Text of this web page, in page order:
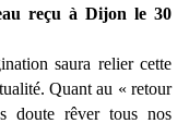
reçu à Dijon le 30
saura relier cette
Quant au « retour
doute rêver tous nos